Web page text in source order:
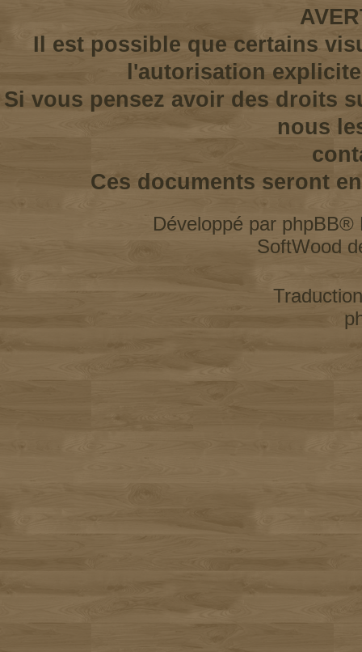
Il est possible que certains
l'autorisation
Si vous pensez avoir des droits
nous
Ces documents seront
Développé par phpBB®
SoftWood